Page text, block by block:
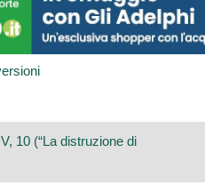
10 (“La distruzione di